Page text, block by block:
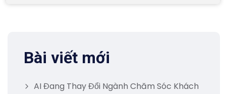
Bài viết mới
AI Đang Thay Đổi Ngành Chăm Sóc Khách